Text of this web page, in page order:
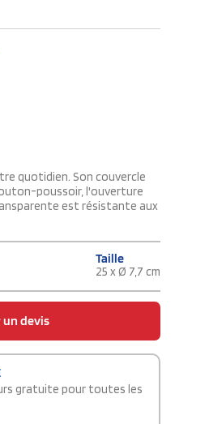
quotidien. Son couvercle
poussoir, l'ouverture
est résistante aux
Taille
25 x Ø 7,7 cm
un devis
gratuite pour toutes les